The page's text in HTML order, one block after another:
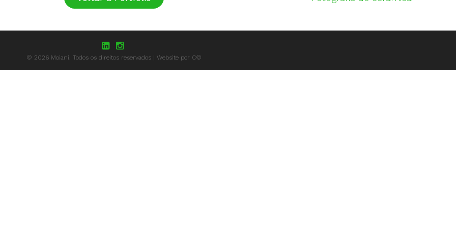
© 2026 Moiani. Todos os direitos reservados | Website por C©